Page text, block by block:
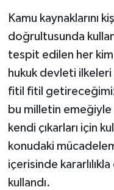
Kamu kaynaklarını
doğrultusunda
tespit edilen her
hukuk devleti
fitil fitil
bu milletin emeğiyle
kendi çıkarları için
konudaki
içerisinde
kullandı.